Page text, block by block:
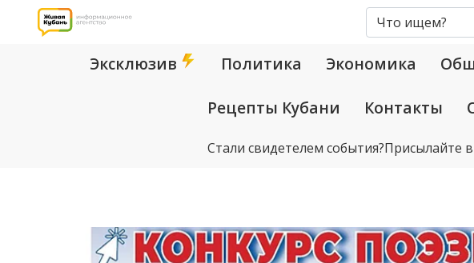
Эксклюзив Политика Экономика
Рецепты Кубани Контакты
Стали свидетелем события?Присылайте